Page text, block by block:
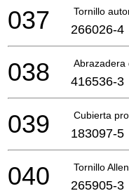
Tornillo
037 266026-4
Abrazadera
038 416536-3
Cubierta
039 183097-5
Tornillo
040 265905-3